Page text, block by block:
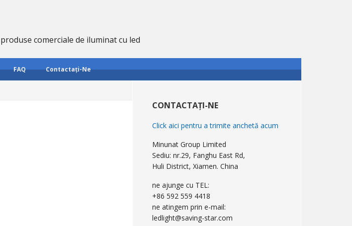
comerciale de iluminat cu led
FAQ Contactați-Ne
laterală
primară
CONTACTAȚI-NE
Click aici pentru a trimite anchetă acum
Minunat Group Limited
Sediu: nr.29, Fanghu East Rd,
Huli District, Xiamen. China
ne ajunge cu TEL:
+86 592 559 4418
ne atingem prin e-mail:
ledlight@saving-star.com